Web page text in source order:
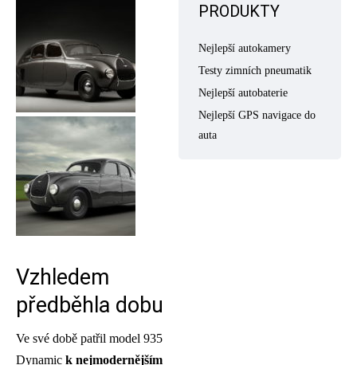
Vzhledem
předběhla dobu
Ve své době patřil model 935
Dynamic k nejmodernějším
PRODUKTY
Nejlepší autokamery
Testy zimních pneumatik
Nejlepší autobaterie
Nejlepší GPS navigace do
auta